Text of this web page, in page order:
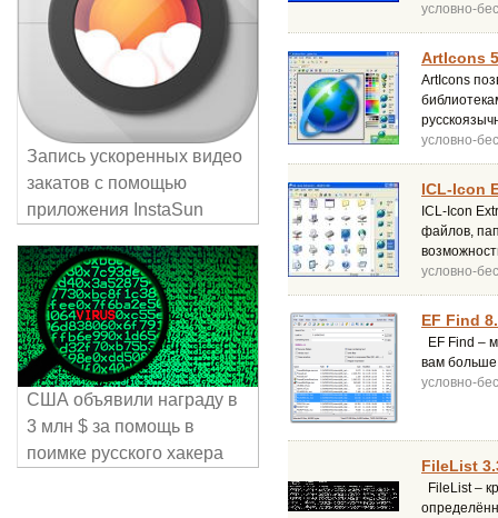
условно-
ArtIcons
ArtIcons
условно-
ICL-Icon
ICL-Icon
файлов,
условно-
EF Find
EF Find –
вам больше
условно-
FileList
FileList –
Запись ускоренных видео
закатов с помощью
приложения InstaSun
США объявили награду в
3 млн $ за помощь в
поимке русского хакера